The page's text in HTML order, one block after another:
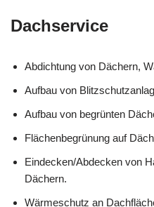
Dachservice
Abdichtung von Dächern,
Aufbau von
Aufbau von begrünten
Flächenbegrünung auf
Eindecken/Abdecken von
Dächern.
Wärmeschutz an